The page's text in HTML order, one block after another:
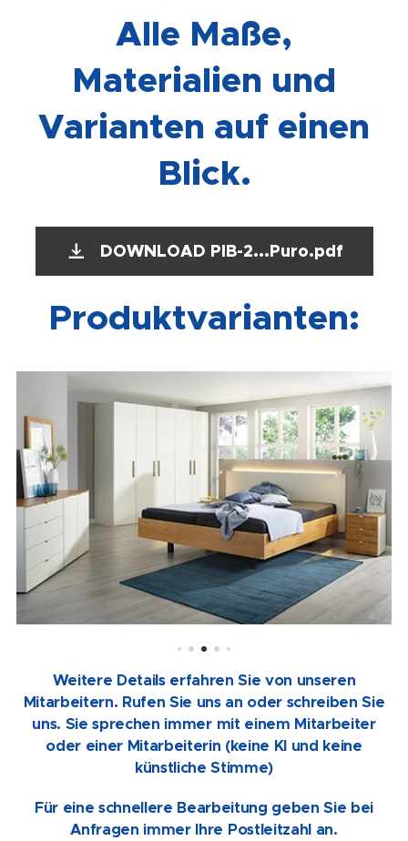
Alle Maße,
Materialien und
Varianten auf einen
Blick.
DOWNLOAD PIB-2...Puro.pdf
Produktvarianten:
Weitere Details erfahren Sie von unseren
Mitarbeitern. Rufen Sie uns an oder schreiben Sie
uns. Sie sprechen immer mit einem Mitarbeiter
oder einer Mitarbeiterin (keine KI und keine
künstliche Stimme)
Für eine schnellere Bearbeitung geben Sie bei
Anfragen immer Ihre Postleitzahl an.